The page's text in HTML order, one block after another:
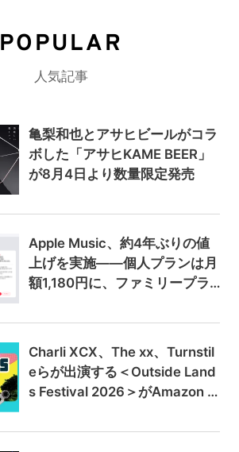
POPULAR
人気記事
亀梨和也とアサヒビールがコラ
ボした「アサヒKAME BEER」
が8月4日より数量限定発売
Apple Music、約4年ぶりの値
上げを実施——個人プランは月
額1,180円に、ファミリープラ
Charli XCX、The xx、Turnstil
eらが出演する＜Outside Land
s Festival 2026＞がAmazon M
ブ配信